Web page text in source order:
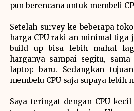
pun berencana untuk membeli
Setelah survey ke beberapa
harga CPU rakitan minimal tiga
build up bisa lebih mahal
harganya sampai segitu,
laptop baru. Sedangkan
membelu CPU saja supaya lebih
Saya teringat dengan CPU